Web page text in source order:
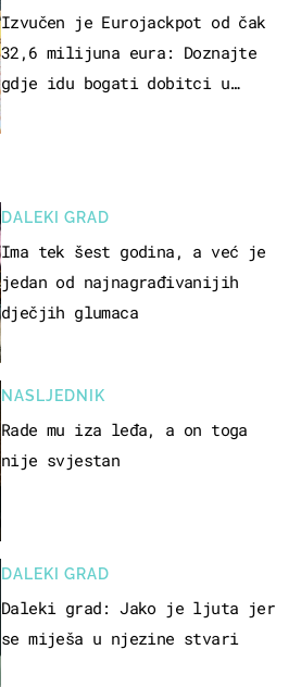
Izvučen je Eurojackpot od čak
32,6 milijuna eura: Doznajte
gdje idu bogati dobitci u
DALEKI GRAD
Ima tek šest godina, a već je
jedan od najnagrađivanijih
dječjih glumaca
NASLJEDNIK
Rade mu iza leđa, a on toga
nije svjestan
DALEKI GRAD
Daleki grad: Jako je ljuta jer
se miješa u njezine stvari